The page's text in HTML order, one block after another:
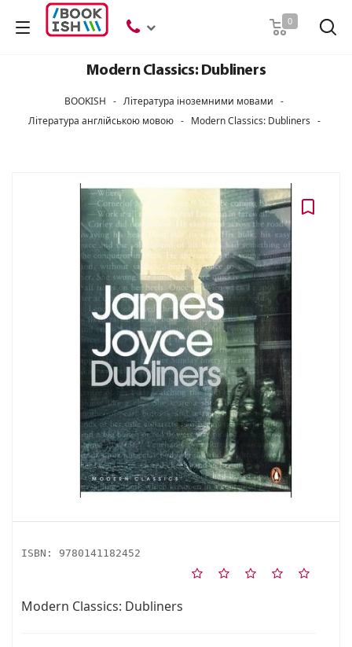
0
Modern Classics: Dubliners
BOOKISH - Література іноземними мовами -
Література англійською мовою - Modern Classics: Dubliners -
ISBN: 9780141182452
Modern Classics: Dubliners